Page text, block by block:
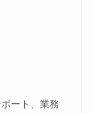
ート、業務